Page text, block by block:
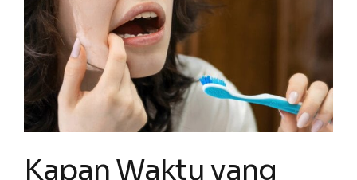
Kapan Waktu yang